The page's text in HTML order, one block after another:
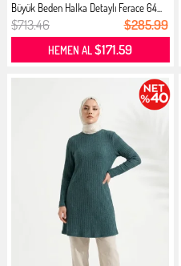
Büyük Beden Halka Detaylı Ferace 64...
$713.46 $285.99
HEMEN AL$171.59